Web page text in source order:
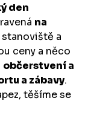
den
na
stanoviště a
ceny a něco
občerstvení a
a zábavy.
těšíme se